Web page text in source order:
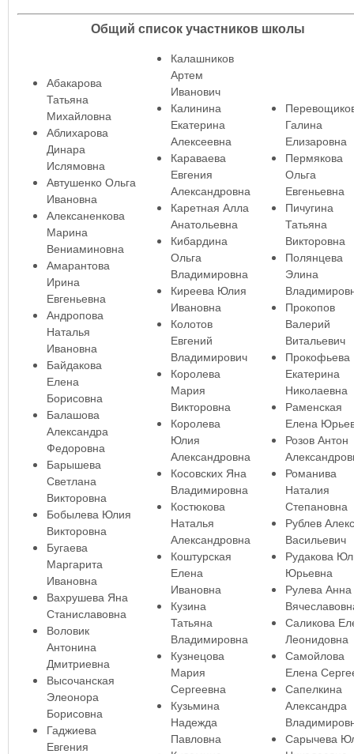
Общий список участников школы
Абакарова
Татьяна
Михайловна
Аблихарова
Динара
Ислямовна
Автушенко Ольга
Ивановна
Алексаненкова
Марина
Вениаминовна
Амарантова
Ирина
Евгеньевна
Андропова
Наталья
Ивановна
Байдакова
Елена
Борисовна
Балашова
Александра
Федоровна
Барышева
Светлана
Викторовна
Бобылева Юлия
Викторовна
Бугаева
Маргарита
Ивановна
Вахрушева Яна
Станиславовна
Воловик
Антонина
Дмитриевна
Высочанская
Элеонора
Борисовна
Гаджиева
Евгения
Калашников
Артем
Иванович
Калинина
Екатерина
Алексеевна
Караваева
Евгения
Александровна
Каретная Алла
Анатольевна
Кибардина
Ольга
Владимировна
Киреева Юлия
Ивановна
Колотов
Евгений
Владимирович
Королева
Мария
Викторовна
Королева
Юлия
Александровна
Косовских Яна
Владимировна
Костюкова
Наталья
Александровна
Коштурская
Елена
Ивановна
Кузина
Татьяна
Владимировна
Кузнецова
Мария
Сергеевна
Кузьмина
Надежда
Павловна
Галина
Елизаровна
Пермякова
Ольга
Евгеньевна
Пичугина
Татьяна
Викторовна
Полянцева
Элина
Прокопов
Валерий
Витальевич
Прокофьева
Екатерина
Николаевна
Раменская
Елена
Розов Антон
Романива
Наталия
Степановна
Рублев
Васильевич
Рудакова
Юрьевна
Рулева Анна
Саликова
Леонидовна
Самойлова
Елена
Сапелкина
Александра
Сарычева